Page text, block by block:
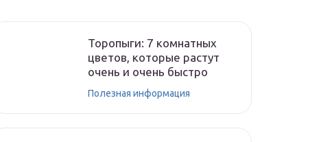
Торопыги: 7 комнатных
цветов, которые растут
очень и очень быстро
Полезная информация